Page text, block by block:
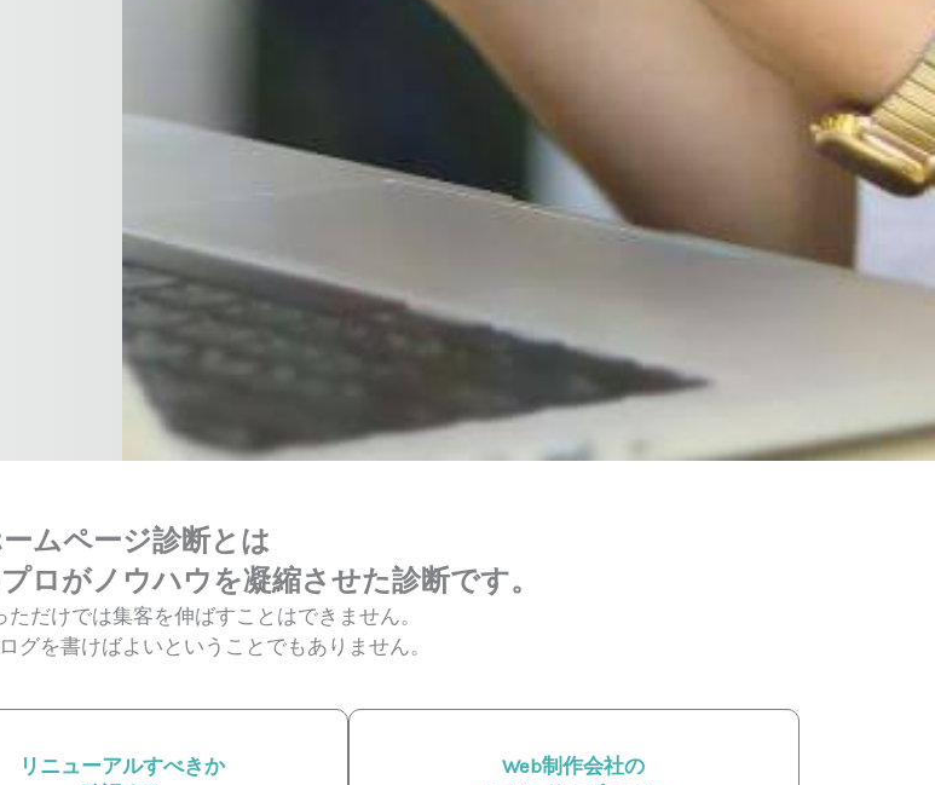
ムページ診断とは
ロがノウハウを凝縮させた診断です。
だけでは集客を伸ばすことはできません。
グを書けばよいということでもありません。
リニューアルすべきか
Web制作会社の